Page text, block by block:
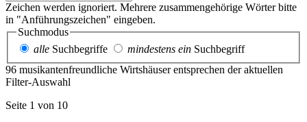
Zeichen werden ignoriert. Mehrere zusammengehörige Wörter bitte
in "Anführungszeichen" eingeben.
Suchmodus
alle Suchbegriffe mindestens ein Suchbegriff
96 musikantenfreundliche Wirtshäuser entsprechen der aktuellen
Filter-Auswahl
Seite 1 von 10